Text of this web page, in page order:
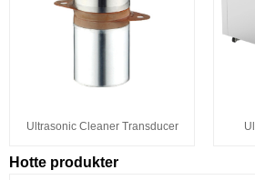
Ultrasonic Cleaner Transducer
Hotte produkter